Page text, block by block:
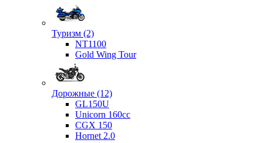
Туризм (2)
NT1100
Gold Wing Tour
Дорожные (12)
GL150U
Unicorn 160cc
CGX 150
Hornet 2.0